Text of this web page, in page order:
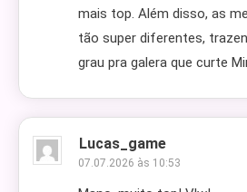
mais top. Além disso, as
tão super diferentes,
grau pra galera que curte
Lucas_game
07.07.2026 às 10:53